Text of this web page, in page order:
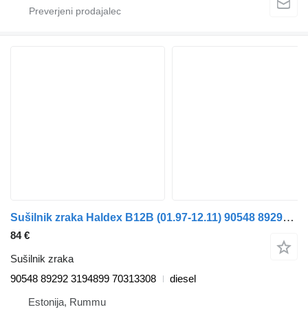
Sušilnik zraka Haldex B12B (01.97-12.11) 90548 89292 za avtobus Volvo B6, B7, B9, B10, B12 bus (1978-2011)
84 €
Sušilnik zraka
90548 89292 3194899 70313308
diesel
Estonija, Rummu